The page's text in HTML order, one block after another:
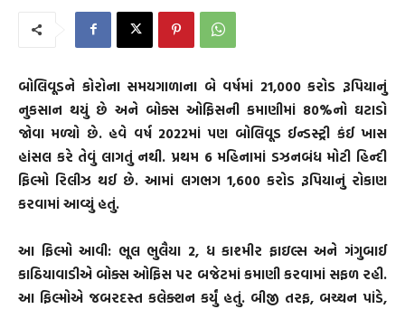
બોલિવૂડને કોરોના સમયગાળાના બે વર્ષમાં 21,000 કરોડ રૂપિયાનું
નુકસાન થયું છે અને બોક્સ ઓફિસની કમાણીમાં 80%નો ઘટાડો
જોવા મળ્યો છે. હવે વર્ષ 2022માં પણ બોલિવૂડ ઈન્ડસ્ટ્રી કંઈ ખાસ
હાંસલ કરે તેવું લાગતું નથી. પ્રથમ 6 મહિનામાં ડઝનબંધ મોટી હિન્દી
ફિલ્મો રિલીઝ થઈ છે. આમાં લગભગ 1,600 કરોડ રૂપિયાનું રોકાણ
કરવામાં આવ્યું હતું.
આ ફિલ્મો આવી: ભૂલ ભુલૈયા 2, ધ કાશ્મીર ફાઇલ્સ અને ગંગુબાઈ
કાઠિયાવાડીએ બોક્સ ઓફિસ પર બજેટમાં કમાણી કરવામાં સફળ રહી.
આ ફિલ્મોએ જબરદસ્ત કલેક્શન કર્યું હતું. બીજી તરફ, બચ્ચન પાંડે,